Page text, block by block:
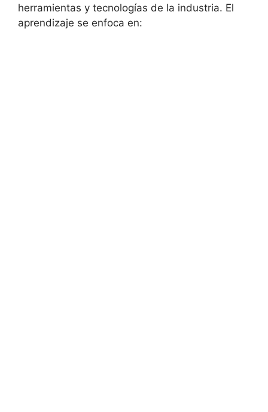
herramientas y tecnologías de la industria. El
aprendizaje se enfoca en: